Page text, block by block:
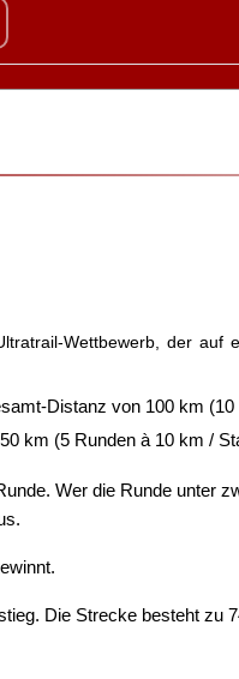
Wettbewerb, der
Distanz von 100 km
km (5 Runden à 10 km /
Wer die Runde unter
Die Strecke besteht zu